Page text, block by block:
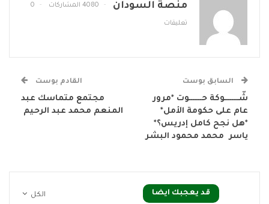
منصة السودان 4080 المشاركات 0
تعليقات
السابق بوست
شّــــــــوكة حـــــــوت *مرور
عام على حكومة الأمل*
*هل نجح كامل إدريس؟*
ياسر محمد محمود البشر
القادم بوست
مجتمع متماسك عبد
المنعم محمد عبد الرحيم
الكل قد يعجبك ايضا